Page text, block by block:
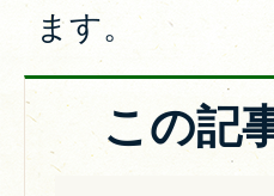
ます。
この記